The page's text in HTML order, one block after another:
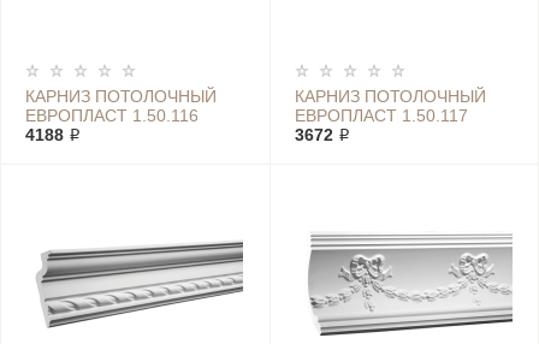
КАРНИЗ ПОТОЛОЧНЫЙ
ЕВРОПЛАСТ 1.50.116
4188 ₽
КАРНИЗ ПОТОЛОЧНЫЙ
ЕВРОПЛАСТ 1.50.117
3672 ₽